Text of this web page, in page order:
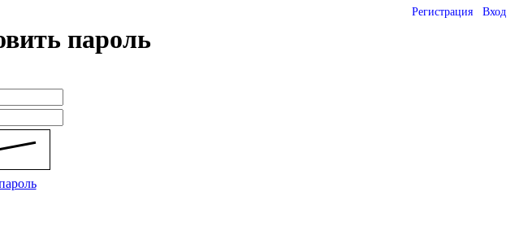
Регистрация Вход
пароль